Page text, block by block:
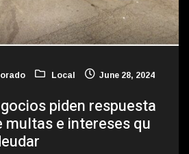
Local June 28, 2024
piden respuesta
multas e intereses qu